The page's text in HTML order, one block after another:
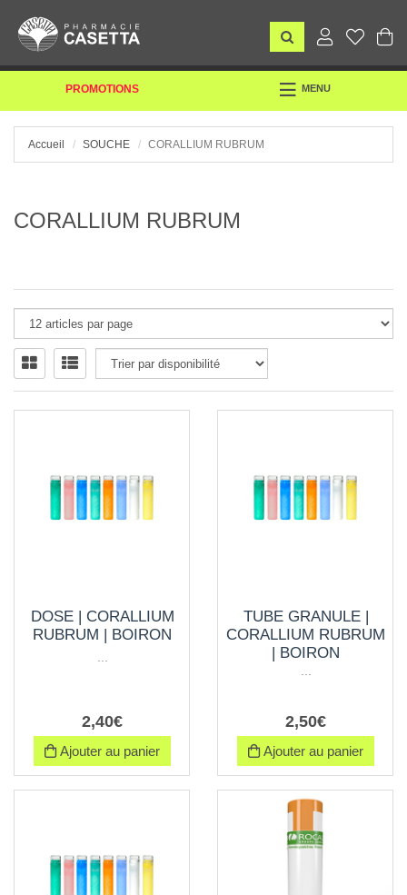
PROMOTIONS
TOGGLE
MENU
Accueil SOUCHE CORALLIUM RUBRUM
CORALLIUM RUBRUM
DOSE | CORALLIUM
RUBRUM | BOIRON
2,40€
Ajouter au panier
TUBE GRANULE |
CORALLIUM RUBRUM
| BOIRON
2,50€
Ajouter au panier